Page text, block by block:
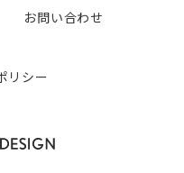
お問い合わせ
リシー